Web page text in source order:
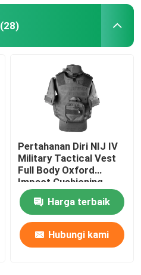
(28)
Pertahanan Diri NIJ IV
Military Tactical Vest
Full Body Oxford
Impact Cushioning
Harga terbaik
Hubungi kami